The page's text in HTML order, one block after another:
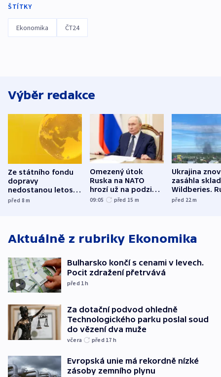
ŠTÍTKY
Ekonomika ČT24
Výběr redakce
Ze státního fondu
dopravy
nedostanou letos
kraje na silnice ani
před 8m
Omezený útok
Ruska na NATO
hrozí už na podzim,
varují tajné služby
09:05 před 15 m
Ukrajina
zasáhla
Wildberies.
útočili v
před 22m
Aktuálně z rubriky Ekonomika
Bulharsko končí s cenami v levech.
Pocit zdražení přetrvává
před 1h
Za dotační podvod ohledně
Technologického parku poslal soud
do vězení dva muže
včera před 17 h
Evropská unie má rekordně nízké
zásoby zemního plynu